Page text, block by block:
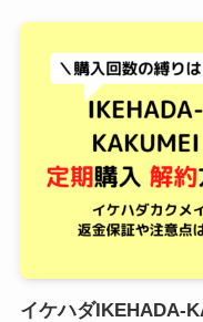
イケハダIKEHADA-